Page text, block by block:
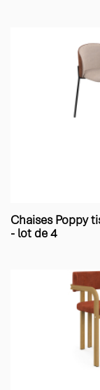
Chaises Poppy tissu taupe dossier effet noyer
- lot de 4